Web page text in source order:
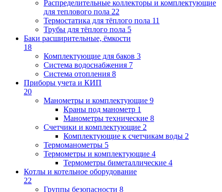
Распределительные коллекторы и комплектующие
для теплового пола 22
Термостатика для тёплого пола 11
Трубы для тёплого пола 5
Баки расширительные, ёмкости
18
Комплектующие для баков 3
Система водоснабжения 7
Система отопления 8
Приборы учета и КИП
20
Манометры и комплектующие 9
Краны под манометр 1
Манометры технические 8
Счетчики и комплектующие 2
Комплектующие к счетчикам воды 2
Термоманометры 5
Термометры и комплектующие 4
Термометры биметаллические 4
Котлы и котельное оборудование
22
Группы безопасности 8